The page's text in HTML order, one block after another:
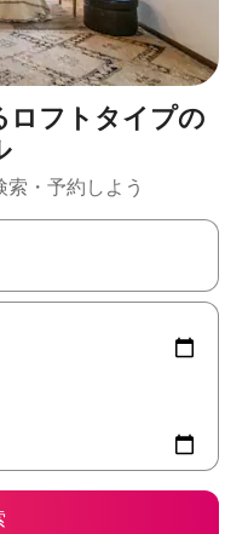
ロフトタイプの
・予約しよう
印キーを使って移動するか